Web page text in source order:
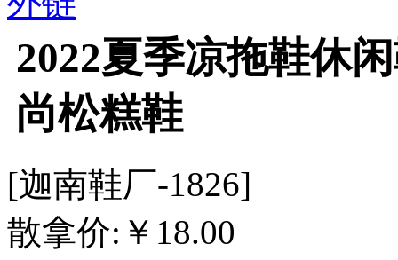
2022夏季凉拖鞋休
尚松糕鞋
[迦南鞋厂-1826]
散拿价: ￥ 18.00